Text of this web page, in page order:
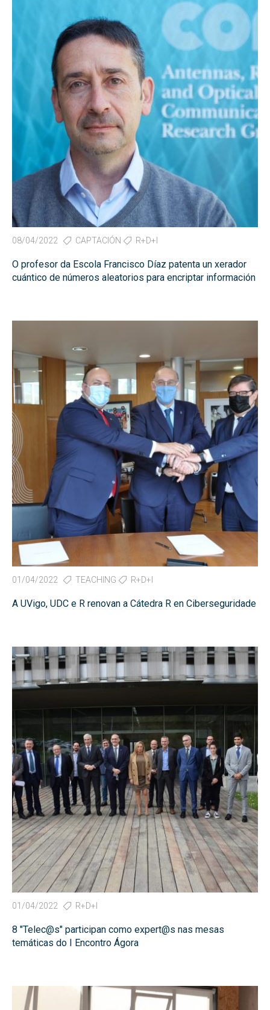
08/04/2022 CAPTACIÓN R+D+I
O profesor da Escola Francisco Díaz patenta un xerador
cuántico de números aleatorios para encriptar información
01/04/2022 TEACHING R+D+I
A UVigo, UDC e R renovan a Cátedra R en Ciberseguridade
01/04/2022 R+D+I
8 "Telec@s" participan como expert@s nas mesas
temáticas do I Encontro Ágora